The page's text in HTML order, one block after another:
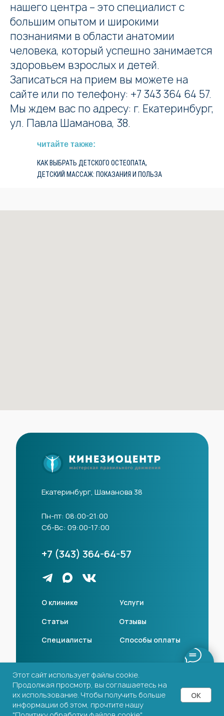
нашего центра – это специалист с
большим опытом и широкими
познаниями в области анатомии
человека, который успешно занимается
здоровьем взрослых и детей.
Записаться на прием вы можете на
сайте или по телефону: +7 343 364 64 57.
Мы ждем вас по адресу: г. Екатеринбург,
ул. Павла Шаманова, 38.
КАК ВЫБРАТЬ ДЕТСКОГО ОСТЕОПАТА,
читайте также:
ДЕТСКИЙ МАССАЖ: ПОКАЗАНИЯ И ПОЛЬЗА
Екатеринбург, Шаманова 38
+7 (343) 364-64-57
Пн-пт: 08:00-21:00
Сб-Вс: 09:00-17:00
Политика конфиденциальности
Разработка сайта
О клинике
Статьи
Специалисты
Услуги
Отзывы
Способы оплаты
Этот сайт использует файлы cookie.
Продолжая просмотр, вы соглашаетесь на
их использование. Чтобы получить больше
информации об этом, прочтите нашу
OK